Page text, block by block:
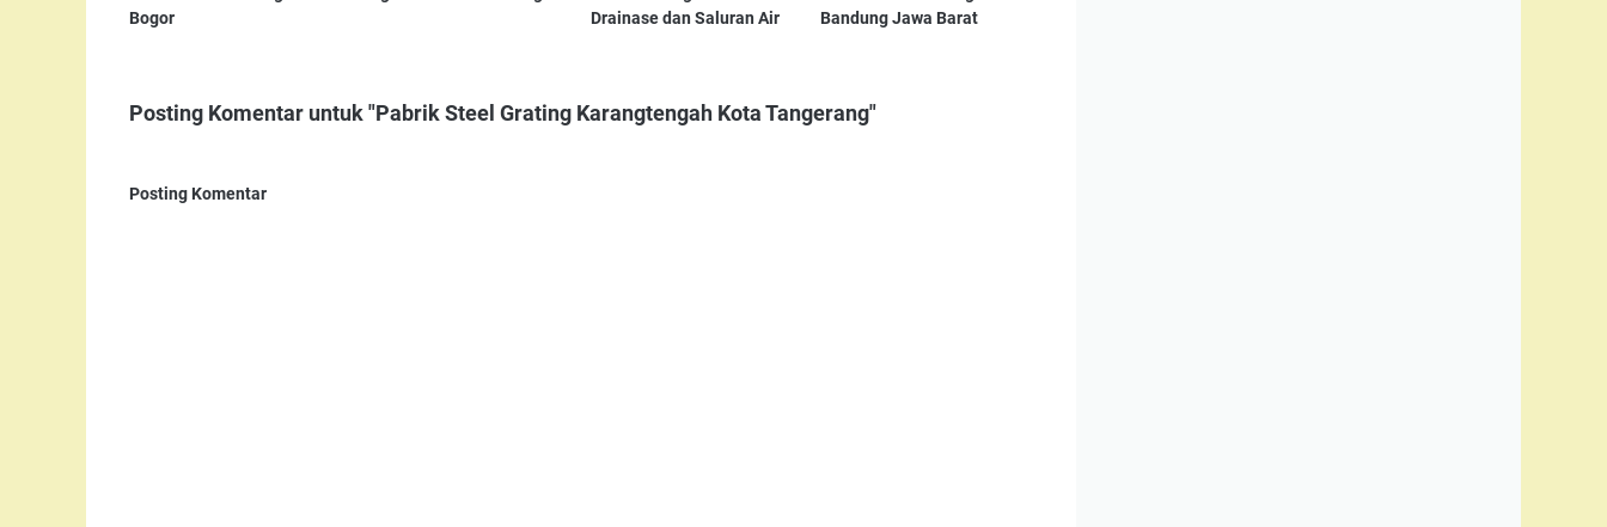
Bogor
Drainase dan Saluran Air
Bandung Jawa Barat
Posting Komentar untuk "Pabrik Steel Grating Karangtengah Kota Tangerang"
Posting Komentar